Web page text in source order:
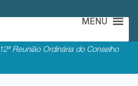
MENU
12ª Reunião Ordinária do Conselho